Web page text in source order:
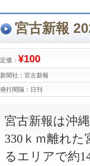
宮古新報
定価： ¥100
新聞社： 宮古新報
発行間隔： 日刊
宮古新報は沖
330ｋｍ離れ
るエリアで約